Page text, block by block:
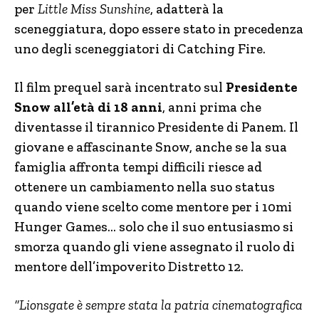
per Little Miss Sunshine, adatterà la
sceneggiatura, dopo essere stato in precedenza
uno degli sceneggiatori di Catching Fire.
Il film prequel sarà incentrato sul Presidente
Snow all’età di 18 anni, anni prima che
diventasse il tirannico Presidente di Panem. Il
giovane e affascinante Snow, anche se la sua
famiglia affronta tempi difficili riesce ad
ottenere un cambiamento nella suo status
quando viene scelto come mentore per i 10mi
Hunger Games… solo che il suo entusiasmo si
smorza quando gli viene assegnato il ruolo di
mentore dell’impoverito Distretto 12.
“Lionsgate è sempre stata la patria cinematografica